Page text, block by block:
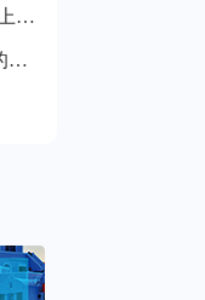
葡萄牙再现“黄金签证”诈骗案！总金额上亿！
希腊医疗服务怎么样？看看7个月孕妈的就医体验就知道了